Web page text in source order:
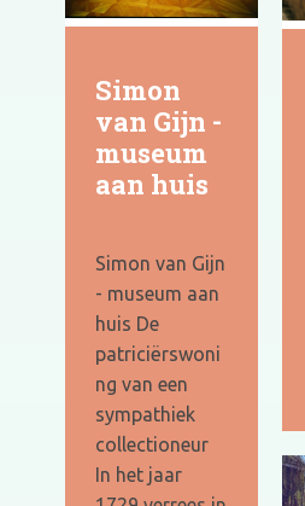
Simon
van Gijn -
museum
aan huis
Simon van Gijn
- museum aan
huis De
patriciërswoni
ng van een
sympathiek
collectioneur
In het jaar